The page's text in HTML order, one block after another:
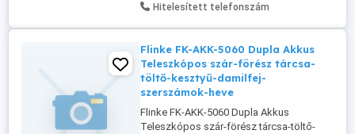
Hitelesített telefonszám
Flinke FK-AKK-5060 Dupla Akkus
Teleszkópos szár-förész tárcsa-
töltő-kesztyű-damilfej-
szerszámok-heve
Flinke FK-AKK-5060 Dupla Akkus
Teleszkópos szár-förész tárcsa-töltő-